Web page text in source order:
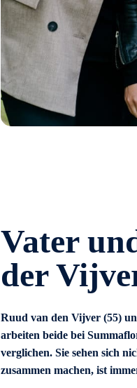
Vater
der
Ruud van den Vijver (55)
arbeiten beide bei
verglichen. Sie sehen sich
zusammen machen, ist